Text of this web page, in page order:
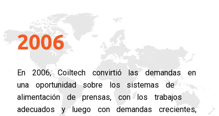
2006
2006
En 2006, Coiltech convirtió las demandas en
una oportunidad sobre los sistemas de
alimentación de prensas, con los trabajos
adecuados y luego con demandas crecientes,